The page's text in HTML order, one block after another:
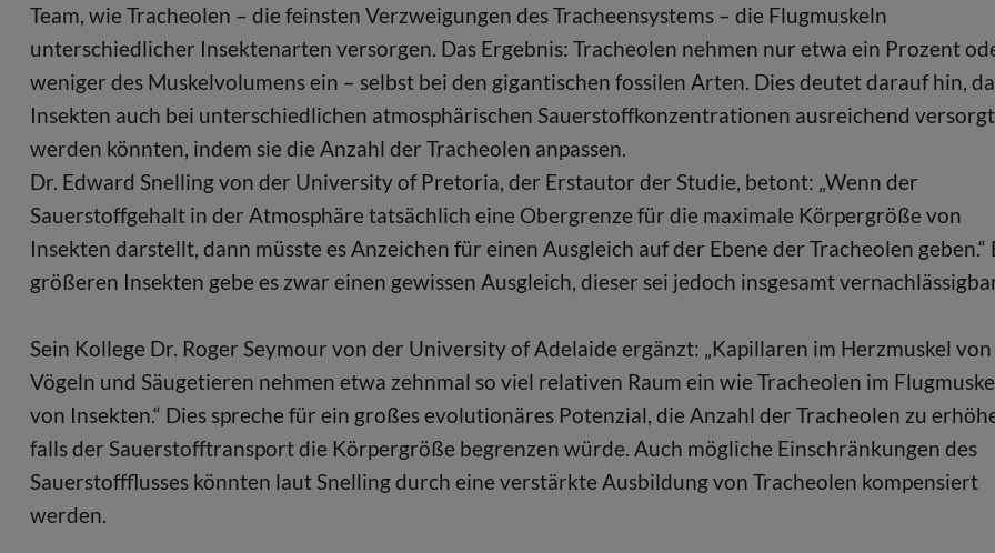
Team, wie Tracheolen – die feinsten Verzweigungen des Tracheensystems – die Flugmuskeln
unterschiedlicher Insektenarten versorgen. Das Ergebnis: Tracheolen nehmen nur etwa ein Prozent
weniger des Muskelvolumens ein – selbst bei den gigantischen fossilen Arten. Dies deutet darauf hin,
Insekten auch bei unterschiedlichen atmosphärischen Sauerstoffkonzentrationen ausreichend versorgt
werden könnten, indem sie die Anzahl der Tracheolen anpassen.
Dr. Edward Snelling von der University of Pretoria, der Erstautor der Studie, betont: „Wenn der
Sauerstoffgehalt in der Atmosphäre tatsächlich eine Obergrenze für die maximale Körpergröße von
Insekten darstellt, dann müsste es Anzeichen für einen Ausgleich auf der Ebene der Tracheolen geben.“
größeren Insekten gebe es zwar einen gewissen Ausgleich, dieser sei jedoch insgesamt
Sein Kollege Dr. Roger Seymour von der University of Adelaide ergänzt: „Kapillaren im Herzmuskel von
Vögeln und Säugetieren nehmen etwa zehnmal so viel relativen Raum ein wie Tracheolen im
von Insekten.“ Dies spreche für ein großes evolutionäres Potenzial, die Anzahl der Tracheolen zu
falls der Sauerstofftransport die Körpergröße begrenzen würde. Auch mögliche Einschränkungen des
Sauerstoffflusses könnten laut Snelling durch eine verstärkte Ausbildung von Tracheolen kompensiert
werden.